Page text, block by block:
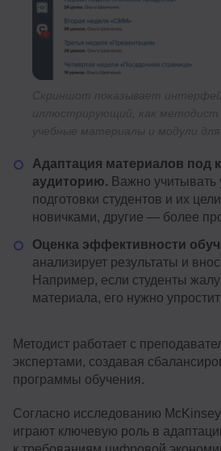
Адаптация материалов под
аудиторию. Важно учитывать
подготовки студентов и их
новичками, другие — более
Оценка эффективности
анализирует результаты и
Например, если студенты
материала, его нужно
Методист работает с
экспертами, создавая
программы обучения.
Согласно исследованию
играют ключевую роль в